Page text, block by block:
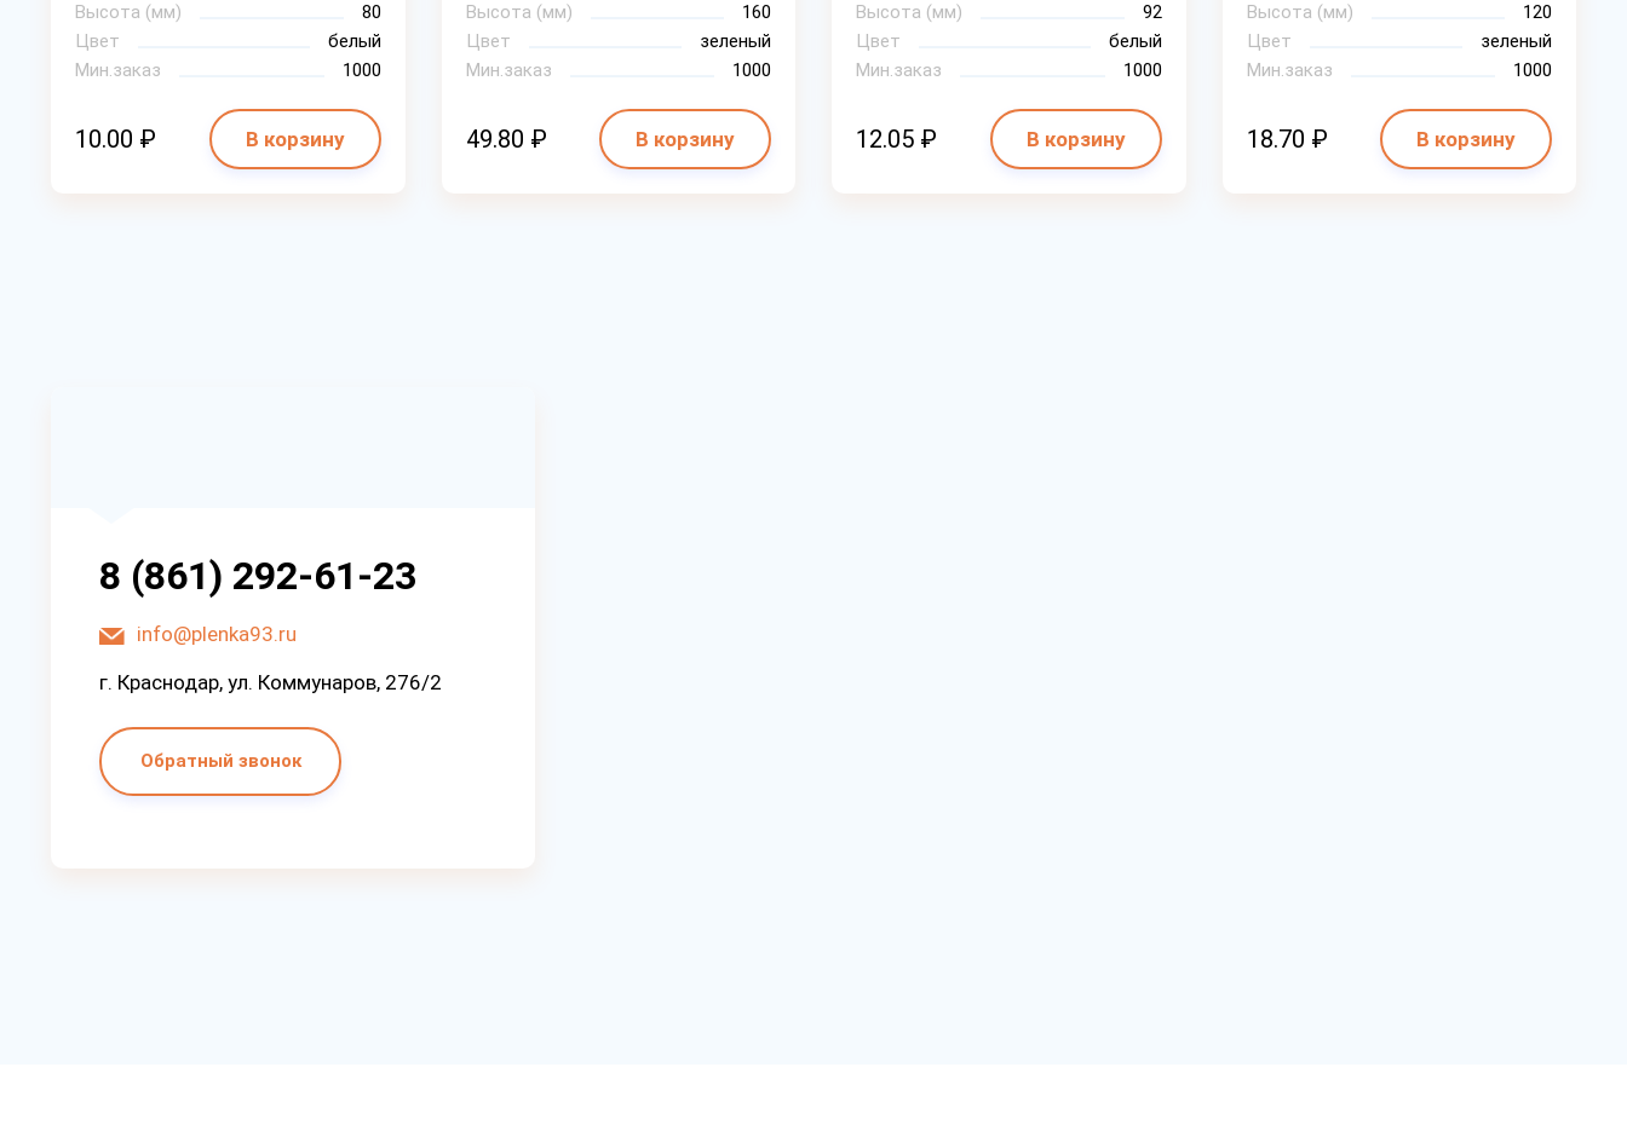
Высота (мм)
80
Цвет
белый
Мин.заказ
1000
10.00 ₽ В корзину
Высота (мм)
160
Цвет
зеленый
Мин.заказ
1000
49.80 ₽ В корзину
Высота (мм)
92
Цвет
белый
Мин.заказ
1000
12.05 ₽ В корзину
Высота (мм)
120
Цвет
зеленый
Мин.заказ
1000
18.70 ₽ В корзину
8 (861) 292-61-23
info@plenka93.ru
г. Краснодар, ул. Коммунаров, 276/2
Обратный звонок